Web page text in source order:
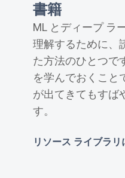
書籍
ML とディープ ラ
理解するために、
た方法のひとつで
を学んでおくこと
が出てきてもすば
す。
リソース ライブラリ